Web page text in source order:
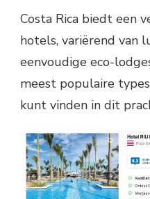
Costa Rica biedt een
hotels, variërend van
eenvoudige eco-
meest populaire
kunt vinden in dit